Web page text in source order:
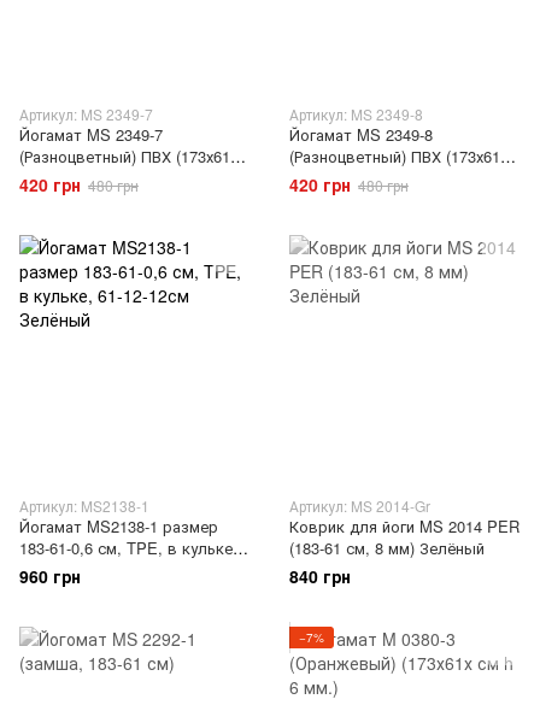
Артикул: MS 2349-7
Йогамат MS 2349-7
(Разноцветный) ПВХ (173х61х
см h 3 мм.)
420 грн 480 грн
Артикул: MS 2349-8
Йогамат MS 2349-8
(Разноцветный) ПВХ (173х61х
см h 3 мм.)
420 грн 480 грн
Артикул: MS2138-1
Йогамат MS2138-1 размер
183-61-0,6 см, TPE, в кульке,
61-12-12см Зелёный
960 грн
Артикул: MS 2014-Gr
Коврик для йоги MS 2014 PER
(183-61 см, 8 мм) Зелёный
840 грн
−7%